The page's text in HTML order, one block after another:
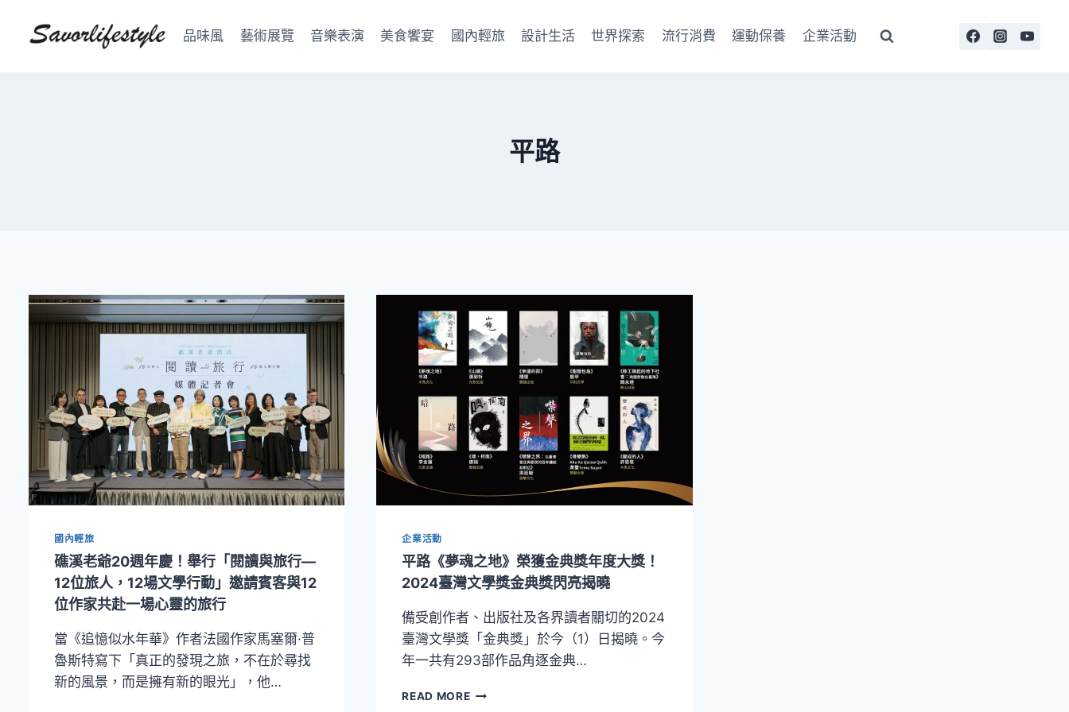
品味風 藝術展覽 音樂表演 美食饗宴 國內輕旅 設計生活 世界探索 流行消費 運動保養 企業活動
平路
國內輕旅
礁溪老爺20週年慶！舉行「閱讀與旅行—
12位旅人，12場文學行動」邀請賓客與12
位作家共赴一場心靈的旅行
當《追憶似水年華》作者法國作家馬塞爾·普
魯斯特寫下「真正的發現之旅，不在於尋找
新的風景，而是擁有新的眼光」，他…
企業活動
平路《夢魂之地》榮獲金典獎年度大獎！
2024臺灣文學獎金典獎閃亮揭曉
備受創作者、出版社及各界讀者關切的2024
臺灣文學獎「金典獎」於今（1）日揭曉。今
年一共有293部作品角逐金典…
READ MORE平